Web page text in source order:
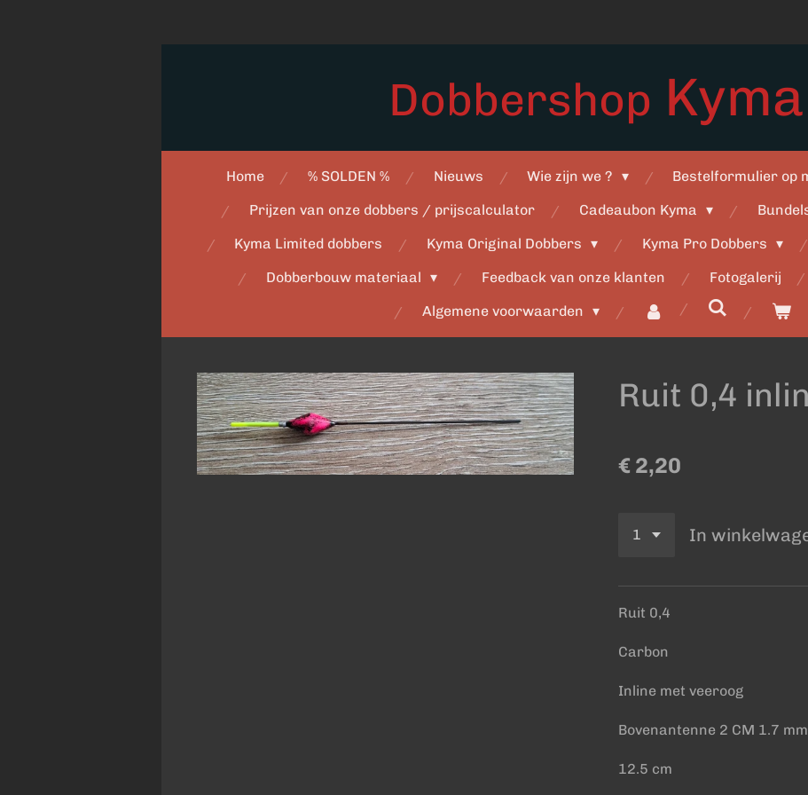
Dobbershop Kyma
Home % SOLDEN % Nieuws Wie zijn we ?
Bestelformulier op
Prijzen van onze dobbers / prijscalculator
Cadeaubon Kyma
Kyma Limited dobbers
Kyma Original Dobbers Kyma Pro Dobbers
Dobberbouw materiaal
Feedback van onze klanten Fotogalerij
Algemene voorwaarden
Ruit 0,4
€ 2,20
In
Ruit 0,4
Carbon
Inline met veeroog
Bovenantenne 2 CM 1.7 mm
12.5 cm